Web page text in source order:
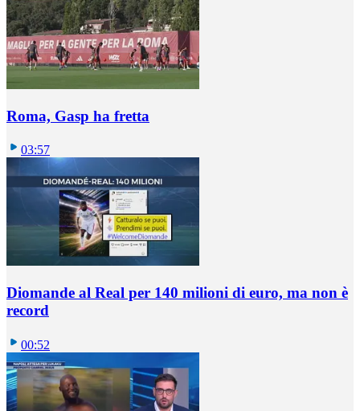
Roma, Gasp ha fretta
03:57
Diomande al Real per 140 milioni di euro, ma non è
record
00:52